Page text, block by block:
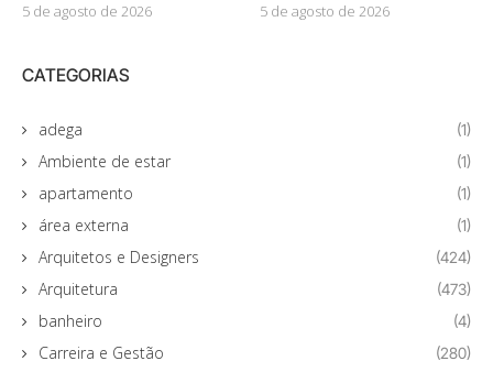
5 de agosto de 2026 5 de agosto de 2026
CATEGORIAS
adega (1)
Ambiente de estar (1)
apartamento (1)
área externa (1)
Arquitetos e Designers (424)
Arquitetura (473)
banheiro (4)
Carreira e Gestão (280)